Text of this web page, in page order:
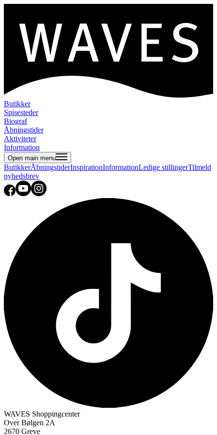
Butikker
Spisesteder
Biograf
Åbningstider
Aktiviteter
Information
Open main menu
ButikkerÅbningstiderInspirationInformationLedige stillingerTilmeld
nyhedsbrev
WAVES Shoppingcenter
Over Bølgen 2A
2670 Greve